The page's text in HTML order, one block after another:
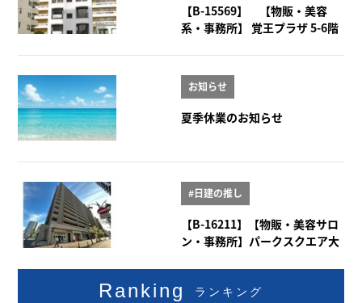
【B-15569】 【物販・美容
系・事務所】 覚王プラザ 5-6階
お知らせ
夏季休業のお知らせ
#日建の推し
【B-16211】【物販・美容サロ
ン・事務所】パークスクエア大
Ranking ランキング